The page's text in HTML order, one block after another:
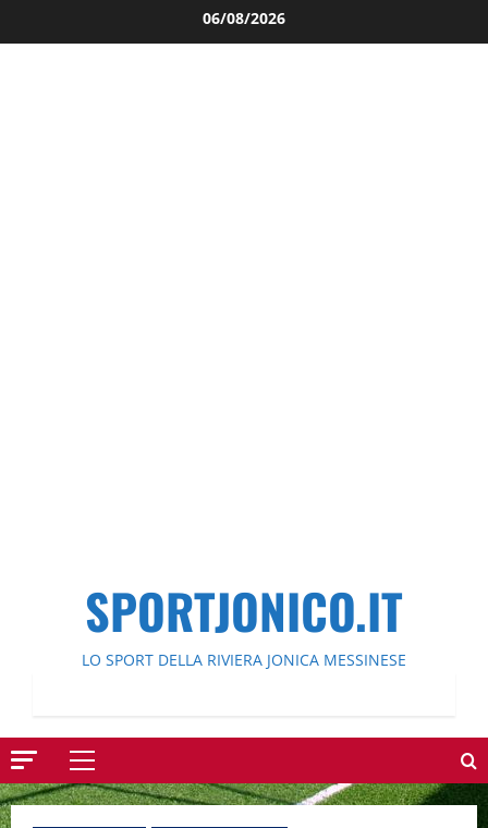
al
06/08/2026
SPORTJONICO.IT
LO SPORT DELLA RIVIERA JONICA MESSINESE
Menu
principale